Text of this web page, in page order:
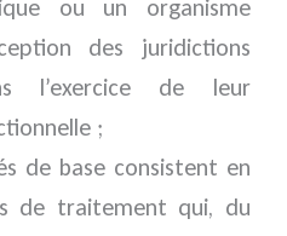
ou un organisme
des juridictions
l’exercice de leur
;
de base consistent en
de traitement qui, du